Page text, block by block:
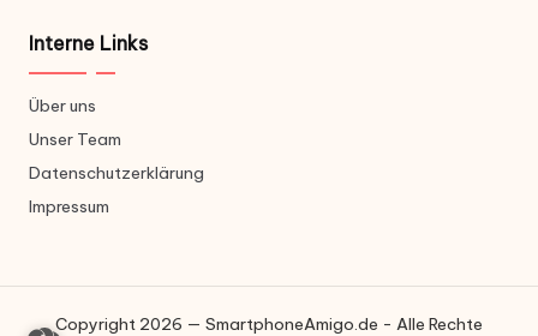
Interne Links
Über uns
Unser Team
Datenschutzerklärung
Impressum
Copyright 2026 — SmartphoneAmigo.de - Alle Rechte